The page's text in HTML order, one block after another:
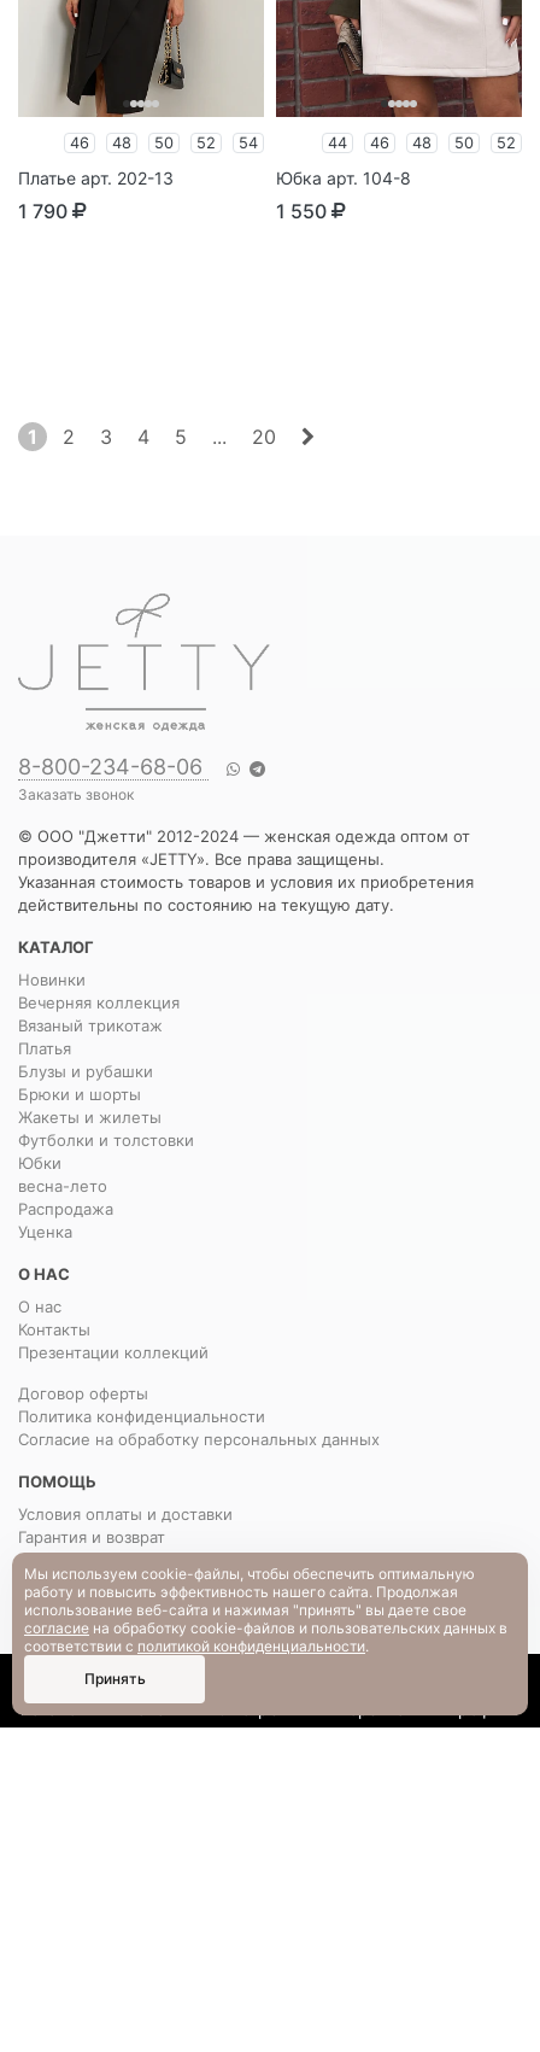
Каталог Поиск
46 48 50 52 54
Платье арт. 202-13
1 790
44 46 48 50 52
Юбка арт. 104-8
1 550
1 2 3 4 5 ... 20
8-800-234-68-06
Заказать звонок
© ООО "Джетти" 2012-2024 — женская одежда оптом от
производителя «JETTY». Все права защищены.
Указанная стоимость товаров и условия их приобретения
действительны по состоянию на текущую дату.
КАТАЛОГ
Новинки
Вечерняя коллекция
Вязаный трикотаж
Платья
Блузы и рубашки
Брюки и шорты
Жакеты и жилеты
Футболки и толстовки
Юбки
весна-лето
Распродажа
Уценка
О НАС
О нас
Контакты
Презентации коллекций
Договор оферты
Политика конфиденциальности
Согласие на обработку персональных данных
ПОМОЩЬ
Условия оплаты и доставки
Гарантия и возврат
РАЗМЕРНАЯ СЕТКА
Вопрос-ответ
Мы используем cookie-файлы, чтобы обеспечить оптимальную
работу и повысить эффективность нашего сайта. Продолжая
использование веб-сайта и нажимая "принять" вы даете свое
согласие на обработку cookie-файлов и пользовательских данных в
соответствии с политикой конфиденциальности.
Принять